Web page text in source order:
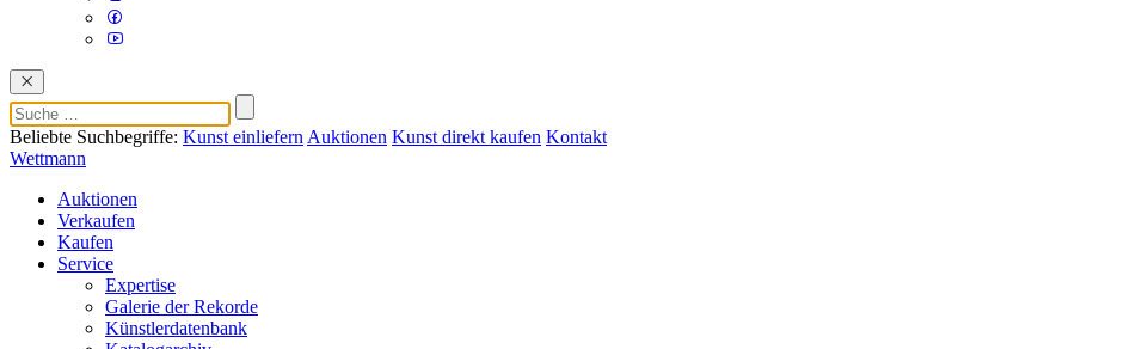
Beliebte Suchbegriffe: Kunst einliefern Auktionen Kunst direkt kaufen Kontakt
Wettmann
Auktionen
Verkaufen
Kaufen
Service
Expertise
Galerie der Rekorde
Künstlerdatenbank